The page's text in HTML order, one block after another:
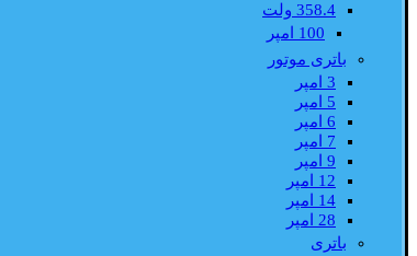
358.4 ولت
100 امپر
باتری موتور
3 امپر
5 امپر
6 امپر
7 امپر
9 امپر
12 امپر
14 امپر
28 امپر
باتری